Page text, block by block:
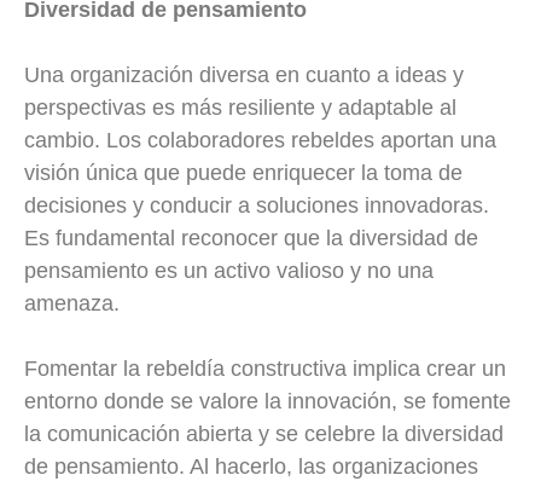
Diversidad de pensamiento
Una organización diversa en cuanto a ideas y
perspectivas es más resiliente y adaptable al
cambio. Los colaboradores rebeldes aportan una
visión única que puede enriquecer la toma de
decisiones y conducir a soluciones innovadoras.
Es fundamental reconocer que la diversidad de
pensamiento es un activo valioso y no una
amenaza.
Fomentar la rebeldía constructiva implica crear un
entorno donde se valore la innovación, se fomente
la comunicación abierta y se celebre la diversidad
de pensamiento. Al hacerlo, las organizaciones